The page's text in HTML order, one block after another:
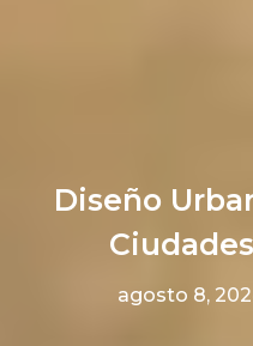
Diseño
agosto 8,